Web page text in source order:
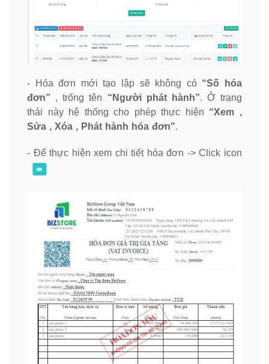
- Hóa đơn mới tạo lập sẽ không có “Số hóa
đơn” , trống tên “Người phát hành”. Ở trạng
thái này hệ thống cho phép thực hiện “Xem ,
Sửa , Xóa , Phát hành hóa đơn".
- Để thực hiện xem chi tiết hóa đơn -> Click icon